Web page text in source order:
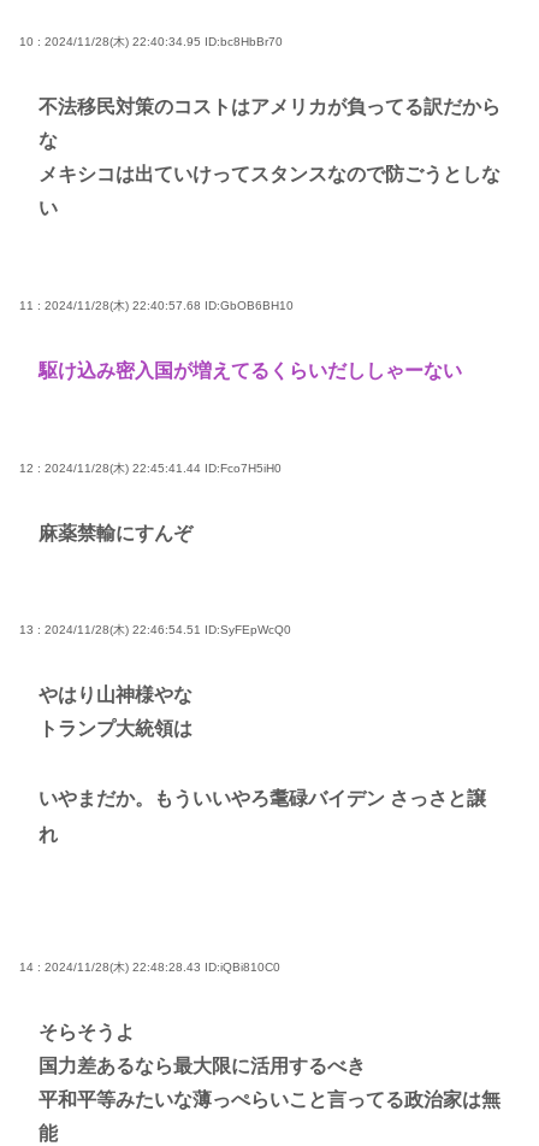
10 : 2024/11/28(木) 22:40:34.95 ID:bc8HbBr70
不法移民対策のコストはアメリカが負ってる訳だから
な
メキシコは出ていけってスタンスなので防ごうとしな
い
11 : 2024/11/28(木) 22:40:57.68 ID:GbOB6BH10
駆け込み密入国が増えてるくらいだししゃーない
12 : 2024/11/28(木) 22:45:41.44 ID:Fco7H5iH0
麻薬禁輸にすんぞ
13 : 2024/11/28(木) 22:46:54.51 ID:SyFEpWcQ0
やはり山神様やな
トランプ大統領は
いやまだか。もういいやろ耄碌バイデン さっさと譲
れ
14 : 2024/11/28(木) 22:48:28.43 ID:iQBi810C0
そらそうよ
国力差あるなら最大限に活用するべき
平和平等みたいな薄っぺらいこと言ってる政治家は無
能